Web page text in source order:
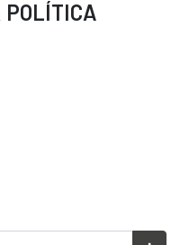
POLÍTICA